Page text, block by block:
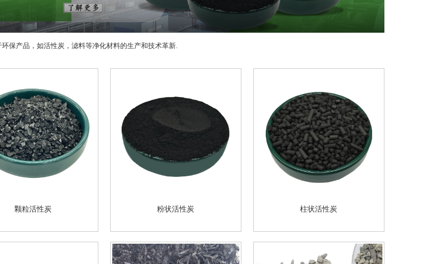
保产品，如活性炭，滤料等净化材料的生产和技术革新.
颗粒活性炭 粉状活性炭 柱状活性炭